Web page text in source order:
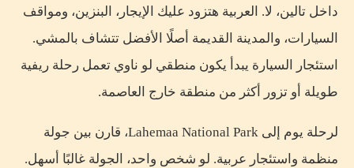
داخل تالين، لا. العربية هتزود عليك الإيجار، البنزين، ومواقف
السيارات، والمدينة القديمة أصلًا الأفضل تتشاف بالمشي.
استئجار السيارة يبدأ يكون منطقي لو ناوي تعمل رحلة ريفية
طويلة أو تزور أكثر من منطقة خارج العاصمة.
لرحلة يوم إلى Lahemaa National Park، قارن بين جولة
منظمة واستئجار عربية. لو شخص واحد، الجولة غالبًا أسهل.